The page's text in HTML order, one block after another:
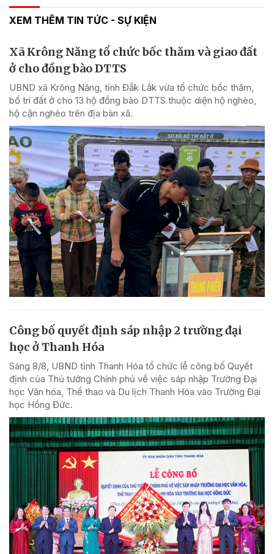
XEM THÊM TIN TỨC - SỰ KIỆN
Xã Krông Năng tổ chức bốc thăm và giao đất
ở cho đồng bào DTTS
UBND xã Krông Năng, tỉnh Đắk Lắk vừa tổ chức bốc thăm,
bố trí đất ở cho 13 hộ đồng bào DTTS thuộc diện hộ nghèo,
hộ cận nghèo trên địa bàn xã.
Công bố quyết định sáp nhập 2 trường đại
học ở Thanh Hóa
Sáng 8/8, UBND tỉnh Thanh Hóa tổ chức lễ công bố Quyết
định của Thủ tướng Chính phủ về việc sáp nhập Trường Đại
học Văn hóa, Thể thao và Du lịch Thanh Hóa vào Trường Đại
học Hồng Đức.